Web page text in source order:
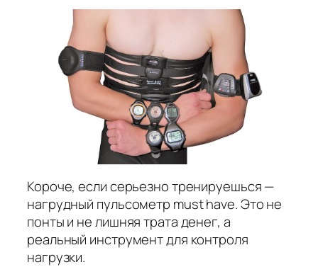
Короче, если серьезно тренируешься —
нагрудный пульсометр must have. Это не
понты и не лишняя трата денег, а
реальный инструмент для контроля
нагрузки.